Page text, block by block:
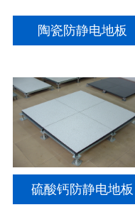
陶瓷防静电地板
硫酸钙防静电地板